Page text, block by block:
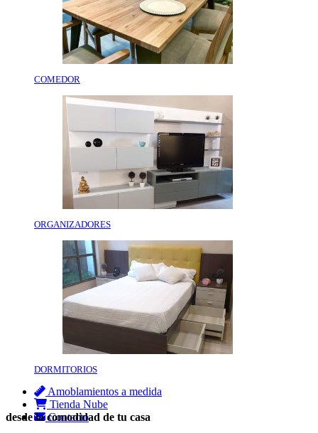
COMEDOR
ORGANIZADORES
DORMITORIOS
Amoblamientos a medida
Tienda Nube
Contacto
desde la comodidad de tu casa